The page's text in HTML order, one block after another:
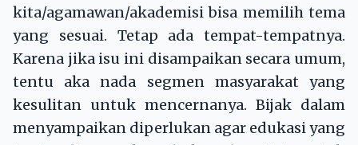
kita/agamawan/akademisi bisa memilih tema
yang sesuai. Tetap ada tempat-tempatnya.
Karena jika isu ini disampaikan secara umum,
tentu aka nada segmen masyarakat yang
kesulitan untuk mencernanya. Bijak dalam
menyampaikan diperlukan agar edukasi yang